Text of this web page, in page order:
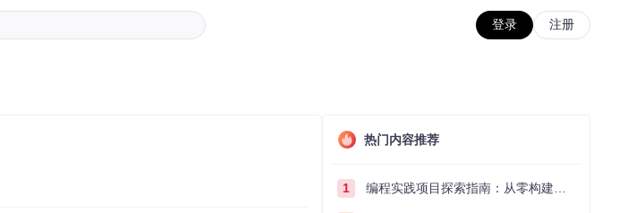
登录 注册
热门内容推荐
1 编程实践项目探索指南：从零构建技术能力体系